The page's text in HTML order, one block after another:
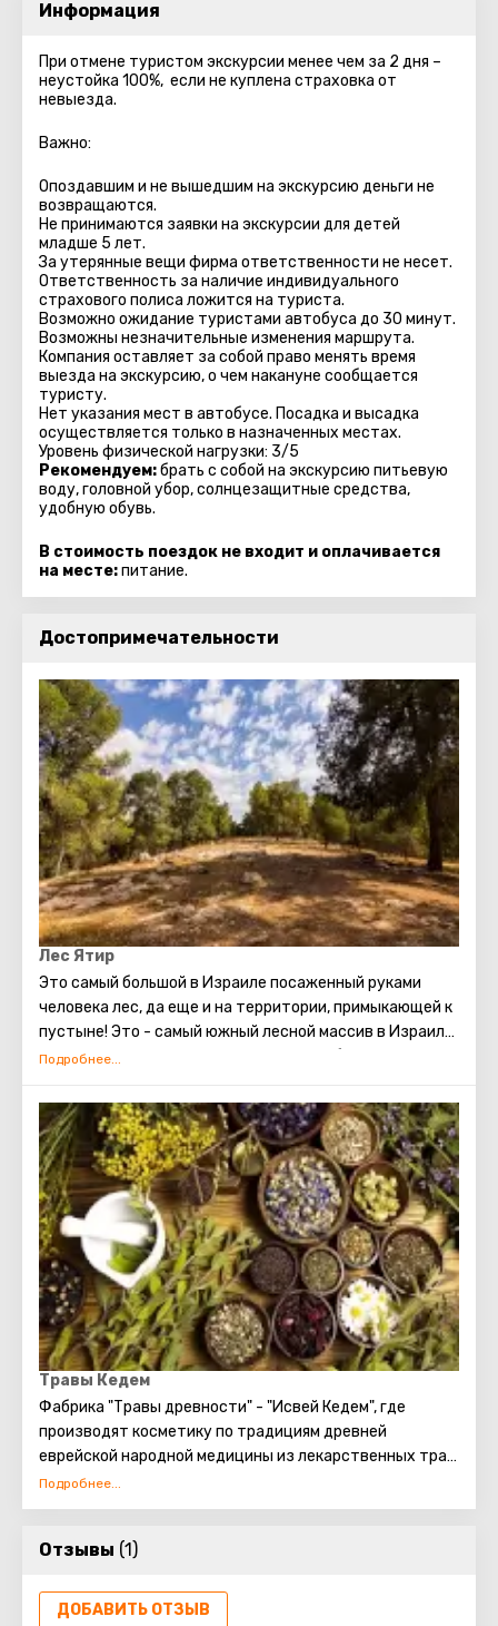
Информация
При отмене туристом экскурсии менее чем за 2 дня –
неустойка 100%, если не куплена страховка от
невыезда.
Важно:
Опоздавшим и не вышедшим на экскурсию деньги не
возвращаются.
Не принимаются заявки на экскурсии для детей
младше 5 лет.
За утерянные вещи фирма ответственности не несет.
Ответственность за наличие индивидуального
страхового полиса ложится на туриста.
Возможно ожидание туристами автобуса до 30 минут.
Возможны незначительные изменения маршрута.
Компания оставляет за собой право менять время
выезда на экскурсию, о чем накануне сообщается
туристу.
Нет указания мест в автобуcе. Посадка и высадка
осуществляется только в назначенных местах.
Уровень физической нагрузки: 3/5
Рекомендуем:брать с собой на экскурсию питьевую
воду, головной убор, солнцезащитные средства,
удобную обувь.
В стоимость поездок не входит и оплачивается
на месте:питание.
Достопримечательности
Лес Ятир
Это самый большой в Израиле посаженный руками
человека лес, да еще и на территории, примыкающей к
пустыне! Это - самый южный лесной массив в Израиле.
Здесь растут иерусалимская сосна, дубы, кипарисы.
новые саженцы
Травы Кедем
Фабрика "Травы древности" - "Исвей Кедем", где
производят косметику по традициям древней
еврейской народной медицины из лекарственных трав,
которые растут на границе Иудейской пустыни между
Хевронским нагорьем и районом Эйн Геди
Отзывы (1)
ДОБАВИТЬ ОТЗЫВ